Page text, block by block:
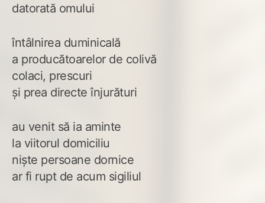
datorată omului
întâlnirea duminicală
a producătoarelor de colivă
colaci, prescuri
și prea directe înjurături
au venit să ia aminte
la viitorul domiciliu
niște persoane dornice
ar fi rupt de acum sigiliul